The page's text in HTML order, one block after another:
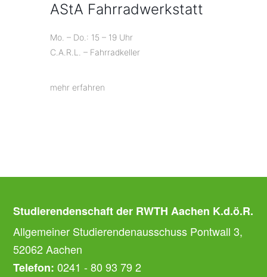
AStA Fahrradwerkstatt
Mo. – Do.: 15 – 19 Uhr
C.A.R.L. – Fahrradkeller
mehr erfahren
Studierendenschaft der RWTH Aachen K.d.ö.R.
Allgemeiner Studierendenausschuss Pontwall 3,
52062 Aachen
Telefon: 0241 - 80 93 79 2